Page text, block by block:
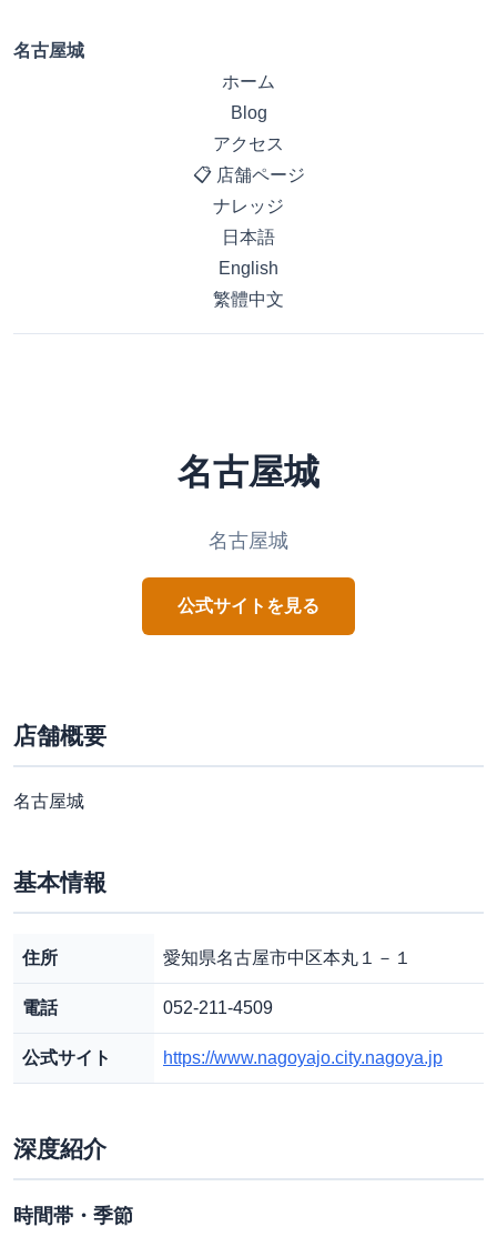
名古屋城
ホーム
Blog
アクセス
📋 店舗ページ
ナレッジ
日本語
English
繁體中文
名古屋城
名古屋城
公式サイトを見る
店舗概要
名古屋城
基本情報
住所 愛知県名古屋市中区本丸１－１
電話 052-211-4509
公式サイト https://www.nagoyajo.city.nagoya.jp
深度紹介
時間帯・季節